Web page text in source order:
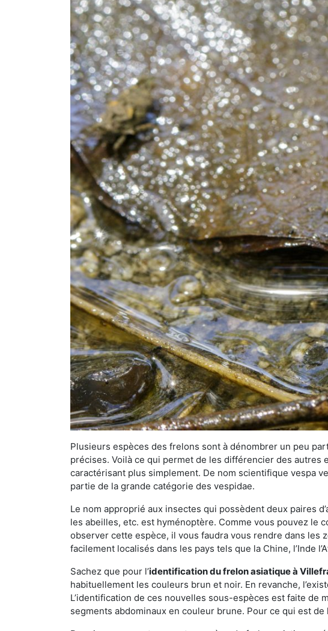
Plusieurs espèces des frelons sont à dénombrer un peu
précises. Voilà ce qui permet de les différencier des autres
caractérisant plus simplement. De nom scientifique vespa
partie de la grande catégorie des vespidae.
Le nom approprié aux insectes qui possèdent deux paires
les abeilles, etc. est hyménoptère. Comme vous pouvez le
observer cette espèce, il vous faudra vous rendre dans les
facilement localisés dans les pays tels que la Chine, l’Inde
Sachez que pour l’identification du frelon asiatiqueà
habituellement les couleurs brun et noir. En revanche,
L’identification de ces nouvelles sous-espèces est faite
segments abdominaux en couleur brune. Pour ce qui est